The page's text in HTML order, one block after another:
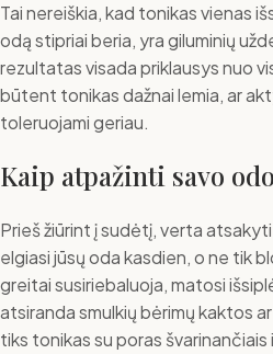
Tai nereiškia, kad tonikas vienas
odą stipriai beria, yra giluminių
rezultatas visada priklausys nuo
būtent tonikas dažnai lemia, ar
toleruojami geriau.
Kaip atpažinti savo
Prieš žiūrint į sudėtį, verta atsakyti
elgiasi jūsų oda kasdien, o ne tik
greitai susiriebaluoja, matosi
atsiranda smulkių bėrimų kaktos
tiks tonikas su poras